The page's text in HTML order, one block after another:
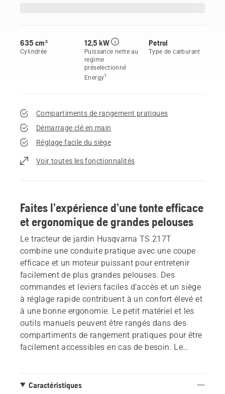
635 cm³
Cylindrée
12,5 kW
Puissance nette au
regime
préselectionné
Energy1
Petrol
Type de carburant
Compartiments de rangement pratiques
Démarrage clé en main
Réglage facile du siège
Voir toutes les fonctionnalités
Faites l’expérience d’une tonte efficace
et ergonomique de grandes pelouses
Le tracteur de jardin Husqvarna TS 217T
combine une conduite pratique avec une coupe
efficace et un moteur puissant pour entretenir
facilement de plus grandes pelouses. Des
commandes et leviers faciles d'accès et un siège
à réglage rapide contribuent à un confort élevé et
à une bonne ergonomie. Le petit matériel et les
outils manuels peuvent être rangés dans des
compartiments de rangement pratiques pour être
facilement accessibles en cas de besoin. Le
gamme de hauteurs de coupe, des ajustements
Caractéristiques